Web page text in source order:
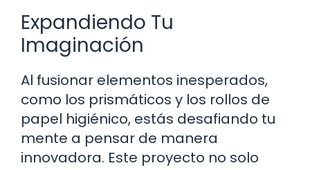
Expandiendo Tu
Imaginación
Al fusionar elementos inesperados,
como los prismáticos y los rollos de
papel higiénico, estás desafiando tu
mente a pensar de manera
innovadora. Este proyecto no solo